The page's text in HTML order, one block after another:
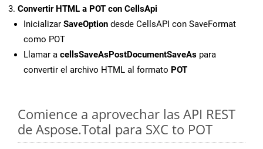
Convertir HTML a POT con CellsApi
Inicializar SaveOption desde CellsAPI con SaveFormat
como POT
Llamar a cellsSaveAsPostDocumentSaveAs para
convertir el archivo HTML al formato POT
Comience a aprovechar las API REST
de Aspose.Total para SXC to POT